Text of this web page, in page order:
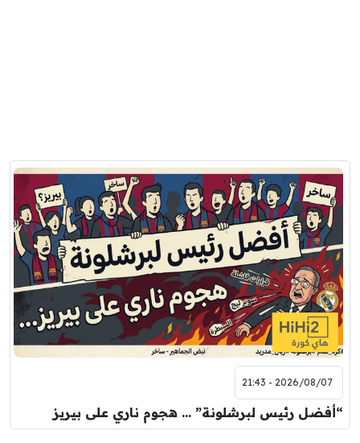
2026/08/07 - 21:43
“أفضل رئيس لبرشلونة” … هجوم ناري على بيريز